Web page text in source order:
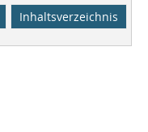
Inhaltsverzeichnis